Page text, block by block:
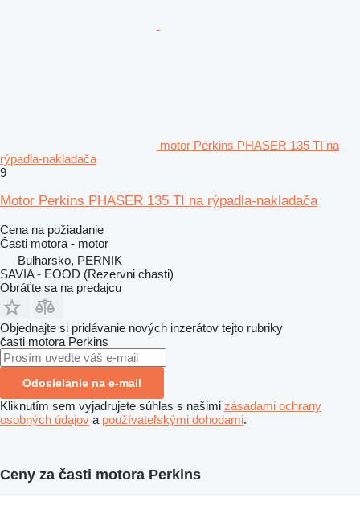
motor Perkins PHASER 135 TI na
rýpadla-nakladača
9
Motor Perkins PHASER 135 TI na rýpadla-nakladača
Cena na požiadanie
Časti motora - motor
Bulharsko, PERNIK
SAVIA - EOOD (Rezervni chasti)
Obráťte sa na predajcu
Objednajte si pridávanie nových inzerátov tejto rubriky
časti motora Perkins
Odosielanie na e-mail
Kliknutím sem vyjadrujete súhlas s našimi zásadami ochrany
osobných údajov a používateľskými dohodami.
Ceny za časti motora Perkins